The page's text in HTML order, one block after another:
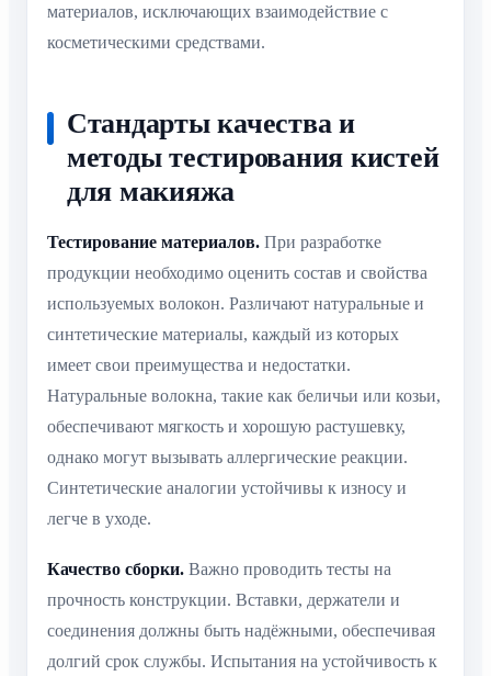
материалов, исключающих взаимодействие с
косметическими средствами.
Стандарты качества и
методы тестирования кистей
для макияжа
Тестирование материалов. При разработке
продукции необходимо оценить состав и свойства
используемых волокон. Различают натуральные и
синтетические материалы, каждый из которых
имеет свои преимущества и недостатки.
Натуральные волокна, такие как беличьи или козьи,
обеспечивают мягкость и хорошую растушевку,
однако могут вызывать аллергические реакции.
Синтетические аналогии устойчивы к износу и
легче в уходе.
Качество сборки. Важно проводить тесты на
прочность конструкции. Вставки, держатели и
соединения должны быть надёжными, обеспечивая
долгий срок службы. Испытания на устойчивость к